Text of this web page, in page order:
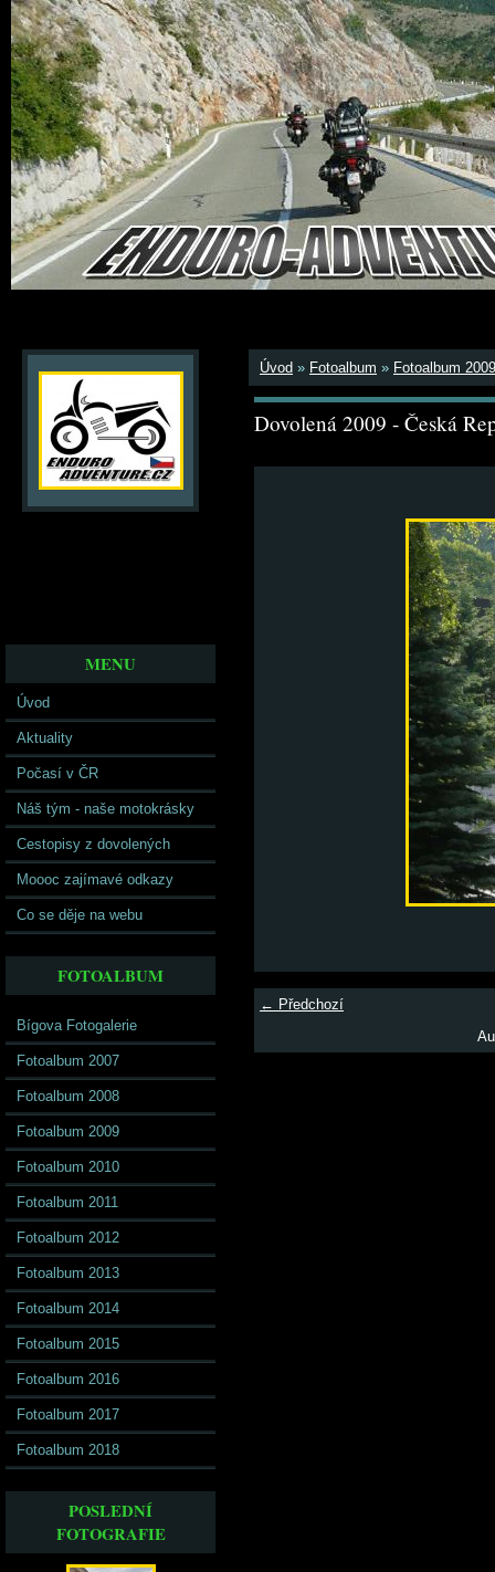
MENU
Úvod
Aktuality
Počasí v ČR
Náš tým - naše motokrásky
Cestopisy z dovolených
Moooc zajímavé odkazy
Co se děje na webu
FOTOALBUM
Bígova Fotogalerie
Fotoalbum 2007
Fotoalbum 2008
Fotoalbum 2009
Fotoalbum 2010
Fotoalbum 2011
Fotoalbum 2012
Fotoalbum 2013
Fotoalbum 2014
Fotoalbum 2015
Fotoalbum 2016
Fotoalbum 2017
Fotoalbum 2018
POSLEDNÍ
FOTOGRAFIE
Úvod » Fotoalbum » Fotoalbum 2009
Dovolená 2009 - Česká
← Předchozí